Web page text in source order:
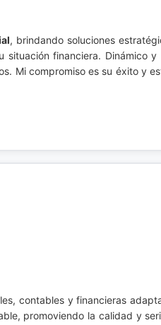
, brindando soluciones
financiera. Dinámico y
Mi compromiso es su éxito y
contables y financieras
promoviendo la calidad y